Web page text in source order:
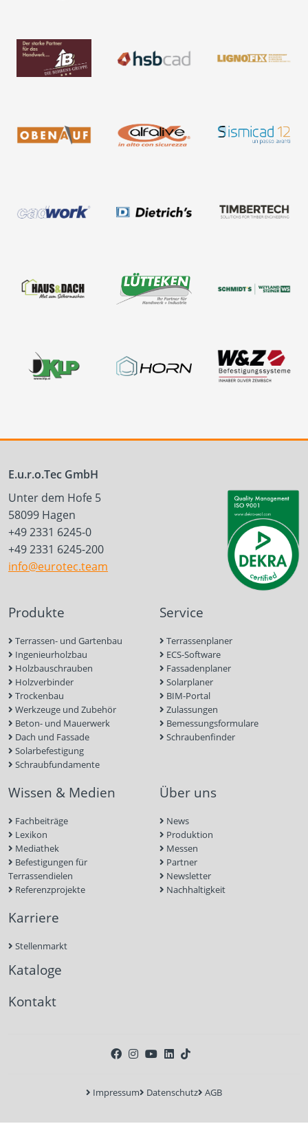
E.u.r.o.Tec GmbH
Unter dem Hofe 5
58099 Hagen
+49 2331 6245-0
+49 2331 6245-200
info@eurotec.team
Produkte
Terrassen- und Gartenbau
Ingenieurholzbau
Holzbauschrauben
Holzverbinder
Trockenbau
Werkzeuge und Zubehör
Beton- und Mauerwerk
Dach und Fassade
Solarbefestigung
Schraubfundamente
Service
Terrassenplaner
ECS-Software
Fassadenplaner
Solarplaner
BIM-Portal
Zulassungen
Bemessungsformulare
Schraubenfinder
Wissen & Medien
Fachbeiträge
Lexikon
Mediathek
Befestigungen für
Terrassendielen
Referenzprojekte
Über uns
News
Produktion
Messen
Partner
Newsletter
Nachhaltigkeit
Karriere
Stellenmarkt
Kataloge
Kontakt
Impressum Datenschutz AGB